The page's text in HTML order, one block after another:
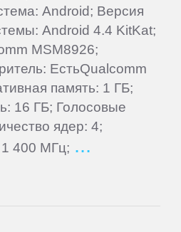
Android; Версия
Android 4.4 KitKat;
MSM8926;
ЕстьQualcomm
память: 1 ГБ;
16 ГБ; Голосовые
ядер: 4;
1 400 МГц;